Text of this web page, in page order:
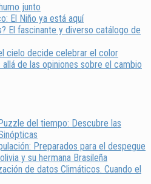
junto
El Niño ya está aquí
El fascinante y diverso catálogo de
cielo decide celebrar el color
de las opiniones sobre el cambio
del tiempo: Descubre las
Preparados para el despegue
y su hermana Brasileña
de datos Climáticos. Cuando el